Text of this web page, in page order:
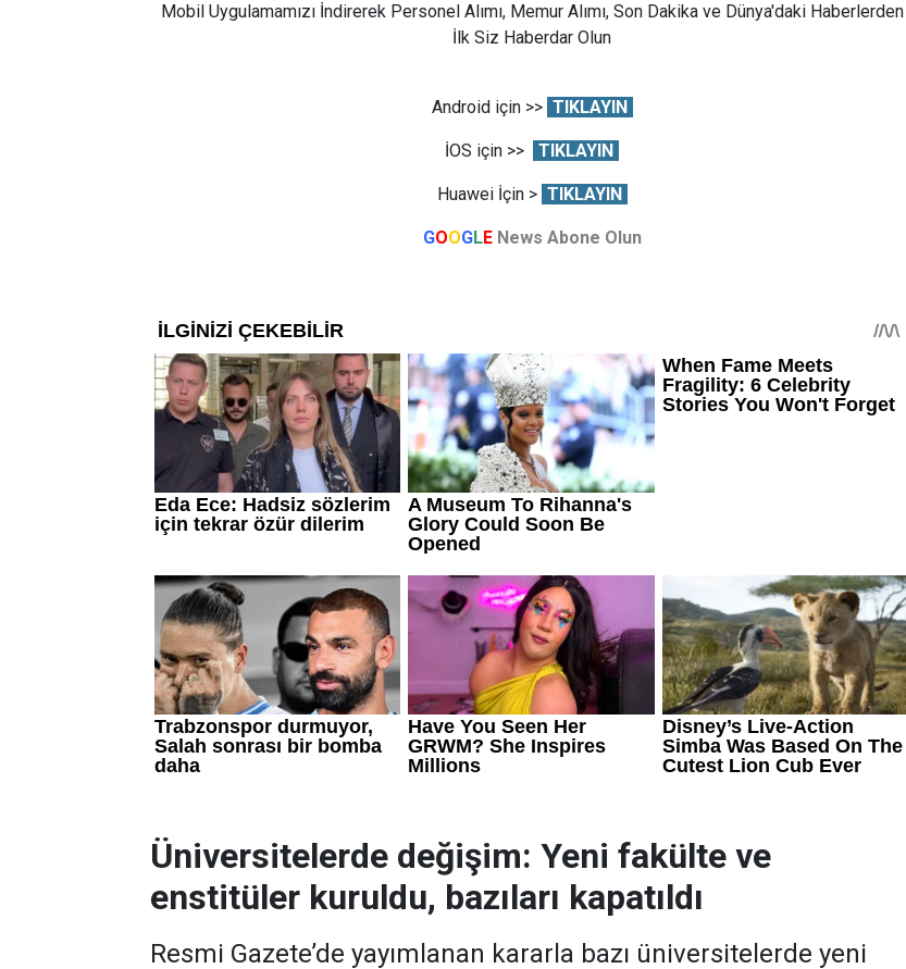
Mobil Uygulamamızı İndirerek Personel Alımı, Memur Alımı, Son Dakika ve Dünya'daki Haberlerden
İlk Siz Haberdar Olun
Android için >> TIKLAYIN
İOS için >> TIKLAYIN
Huawei İçin > TIKLAYIN
GOOGLE News Abone Olun
Üniversitelerde değişim: Yeni fakülte ve
enstitüler kuruldu, bazıları kapatıldı
Resmi Gazete’de yayımlanan kararla bazı üniversitelerde yeni